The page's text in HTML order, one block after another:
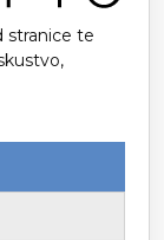
stranice te